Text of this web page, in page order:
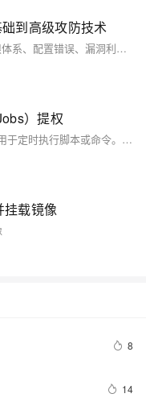
到高级攻防技术
本文全面总结Linux系统提权技术，涵盖权限体系、配置错误、漏洞利用、密码攻击等方法，帮助安全研究人员掌握攻防技术，提升系统防护能力。
）提权
在Linux系统中，计划任务（Cron Jobs）常用于定时执行脚本或命令。若配置不当，攻击者可利用其提权至root权限。常见漏洞包括可写的Cron脚本、目录、通配符注入及PATH变量劫持。攻击者通过修改脚本、创建恶意任务或注入命令实现提权。系统管理员应遵循最小权限原则、使用绝对路径、避免通配符、设置安全PATH并定期审计，以防范此类攻击。
载镜像
8
14